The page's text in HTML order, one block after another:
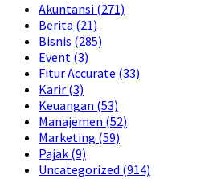
Akuntansi (271)
Berita (21)
Bisnis (285)
Event (3)
Fitur Accurate (33)
Karir (3)
Keuangan (53)
Manajemen (52)
Marketing (59)
Pajak (9)
Uncategorized (914)